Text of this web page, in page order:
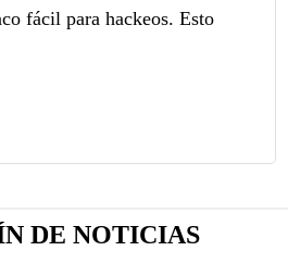
fácil para hackeos. Esto
DE NOTICIAS